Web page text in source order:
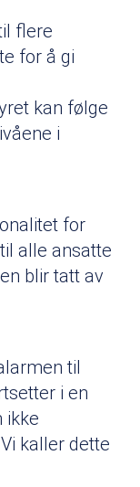
flere
for å gi
kan følge
i
for
alle ansatte
blir tatt av
til
i en
ikke
kaller dette